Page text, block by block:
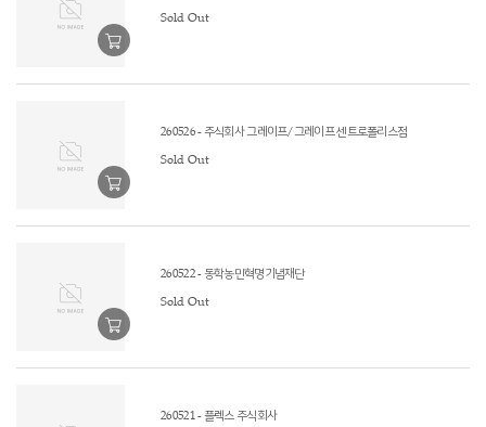
Sold Out
260526 - 주식회사 그레이프/그레이프 센트로폴리스점
Sold Out
260522 - 동학농민혁명기념재단
Sold Out
260521 - 플렉스 주식회사